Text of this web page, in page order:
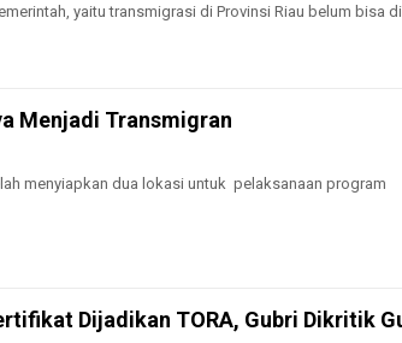
yaitu transmigrasi di Provinsi Riau belum bisa
Menjadi Transmigran
menyiapkan dua lokasi untuk pelaksanaan program
Dijadikan TORA, Gubri Dikritik